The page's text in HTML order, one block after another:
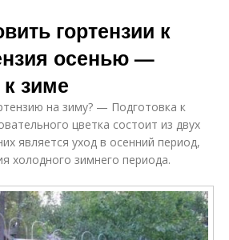
гортензии к
осенью —
зиме
на зиму? — Подготовка к
цветка состоит из двух
является уход в осенний период,
холодного зимнего периода.